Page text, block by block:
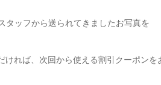
タッフから送られてきましたお写真を
ければ、次回から使える割引クーポンを